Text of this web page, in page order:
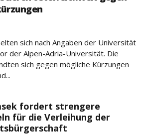
sich nach Angaben der Universität
der Alpen-Adria-Universität. Die
sich gegen mögliche Kürzungen
fordert strengere
für die Verleihung der